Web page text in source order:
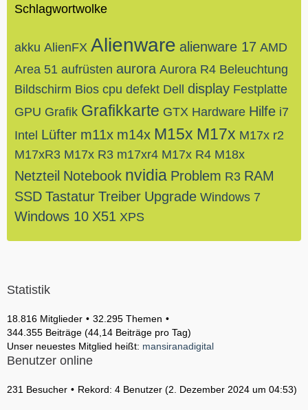
Schlagwortwolke
akku AlienFX Alienware alienware 17 AMD
Area 51 aufrüsten aurora Aurora R4 Beleuchtung
Bildschirm Bios cpu defekt Dell display Festplatte
GPU Grafik Grafikkarte GTX Hardware Hilfe i7
Intel Lüfter m11x m14x M15x M17x M17x r2
M17xR3 M17x R3 m17xr4 M17x R4 M18x
Netzteil Notebook nvidia Problem R3 RAM
SSD Tastatur Treiber Upgrade Windows 7
Windows 10 X51 XPS
Statistik
18.816 Mitglieder
32.295 Themen
344.355 Beiträge (44,14 Beiträge pro Tag)
Unser neuestes Mitglied heißt: mansiranadigital
Benutzer online
231 Besucher Rekord: 4 Benutzer (2. Dezember 2024 um 04:53)